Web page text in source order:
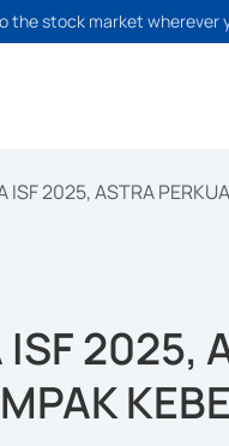
the stock market wherever
ISF 2025, ASTRA
2025,